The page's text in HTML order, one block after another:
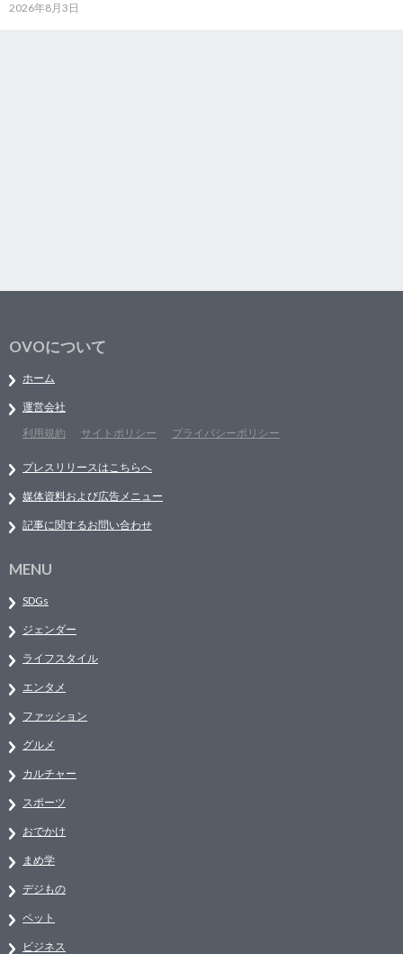
2026年8月3日
OVOについて
ホーム
運営会社
利用規約
サイトポリシー プライバシーポリシー
プレスリリースはこちらへ
媒体資料および広告メニュー
記事に関するお問い合わせ
MENU
SDGs
ジェンダー
ライフスタイル
エンタメ
ファッション
グルメ
カルチャー
スポーツ
おでかけ
まめ学
デジもの
ペット
ビジネス